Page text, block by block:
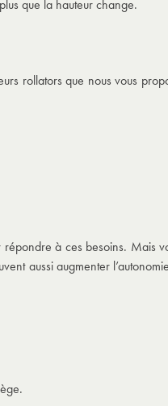
que la hauteur change.
rollators que nous vous
à ces besoins. Mais
aussi augmenter
.